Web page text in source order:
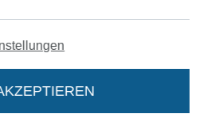
Schnittmuster Butterick 6752 Shirt, Gr. 42-50
DIGITAL
7,90 € / Stk